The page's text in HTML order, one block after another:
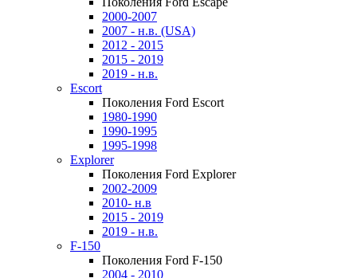
2000-2007
2007 - н.в. (USA)
2012 - 2015
2015 - 2019
2019 - н.в.
Escort
Поколения Ford Escort
1980-1990
1990-1995
1995-1998
Explorer
Поколения Ford Explorer
2002-2009
2010- н.в
2015 - 2019
2019 - н.в.
F-150
Поколения Ford F-150
2004 - 2010